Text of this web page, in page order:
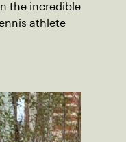
the incredible
athlete